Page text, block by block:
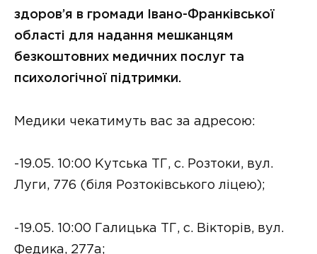
здоров’я в громади Івано-Франківської
області для надання мешканцям
безкоштовних медичних послуг та
психологічної підтримки.
Медики чекатимуть вас за адресою:
-19.05. 10:00 Кутська ТГ, с. Розтоки, вул.
Луги, 776 (біля Розтоківського ліцею);
-19.05. 10:00 Галицька ТГ, с. Вікторів, вул.
Федика, 277а;